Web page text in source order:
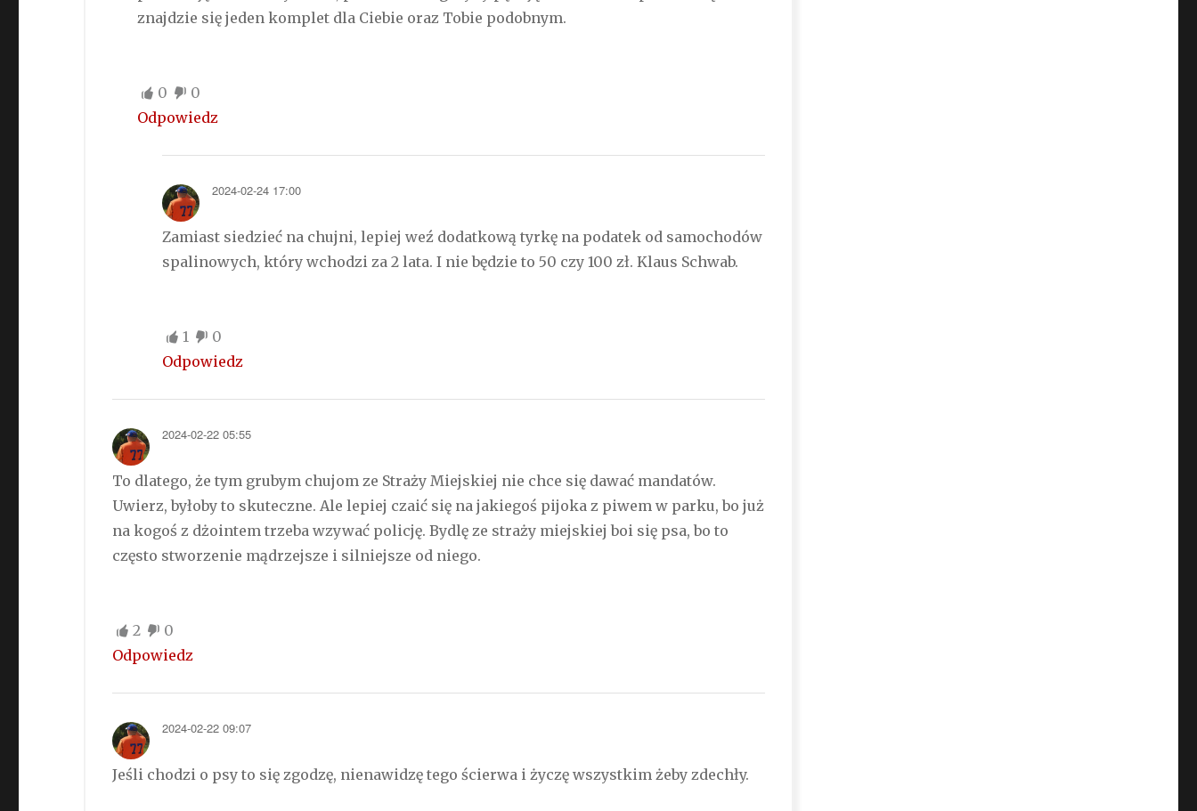
znajdzie się jeden komplet dla Ciebie oraz Tobie podobnym.
0
0
Odpowiedz
2024-02-24 17:00
Zamiast siedzieć na chujni, lepiej weź dodatkową tyrkę na podatek od samochodów
spalinowych, który wchodzi za 2 lata. I nie będzie to 50 czy 100 zł. Klaus Schwab.
1
0
Odpowiedz
2024-02-22 05:55
To dlatego, że tym grubym chujom ze Straży Miejskiej nie chce się dawać mandatów.
Uwierz, byłoby to skuteczne. Ale lepiej czaić się na jakiegoś pijoka z piwem w parku, bo już
na kogoś z dżointem trzeba wzywać policję. Bydlę ze straży miejskiej boi się psa, bo to
często stworzenie mądrzejsze i silniejsze od niego.
2
0
Odpowiedz
2024-02-22 09:07
Jeśli chodzi o psy to się zgodzę, nienawidzę tego ścierwa i życzę wszystkim żeby zdechły.